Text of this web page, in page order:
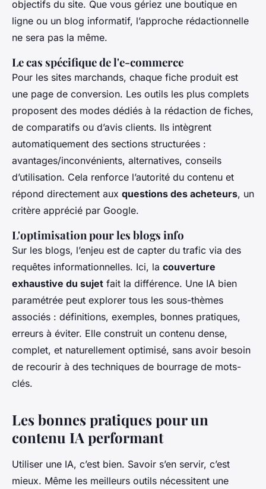
objectifs du site. Que vous gériez une boutique en
ligne ou un blog informatif, l’approche rédactionnelle
ne sera pas la même.
Le cas spécifique de l'e-commerce
Pour les sites marchands, chaque fiche produit est
une page de conversion. Les outils les plus complets
proposent des modes dédiés à la rédaction de fiches,
de comparatifs ou d’avis clients. Ils intègrent
automatiquement des sections structurées :
avantages/inconvénients, alternatives, conseils
d’utilisation. Cela renforce l’autorité du contenu et
répond directement aux questions des acheteurs, un
critère apprécié par Google.
L'optimisation pour les blogs info
Sur les blogs, l’enjeu est de capter du trafic via des
requêtes informationnelles. Ici, la couverture
exhaustive du sujet fait la différence. Une IA bien
paramétrée peut explorer tous les sous-thèmes
associés : définitions, exemples, bonnes pratiques,
erreurs à éviter. Elle construit un contenu dense,
complet, et naturellement optimisé, sans avoir besoin
de recourir à des techniques de bourrage de mots-
clés.
Les bonnes pratiques pour un
contenu IA performant
Utiliser une IA, c’est bien. Savoir s’en servir, c’est
mieux. Même les meilleurs outils nécessitent une